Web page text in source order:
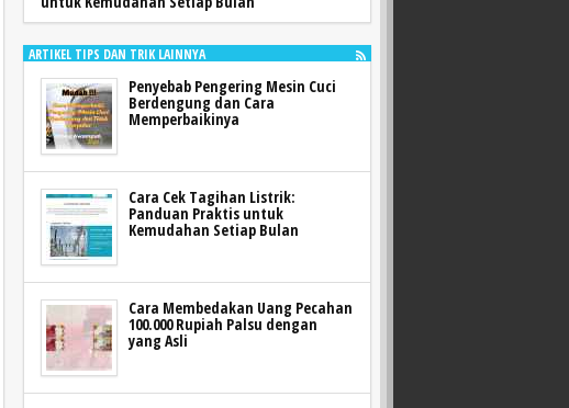
ARTIKEL TIPS DAN TRIK LAINNYA
Penyebab Pengering Mesin Cuci
Berdengung dan Cara
Memperbaikinya
Cara Cek Tagihan Listrik:
Panduan Praktis untuk
Kemudahan Setiap Bulan
Cara Membedakan Uang Pecahan
100.000 Rupiah Palsu dengan
yang Asli